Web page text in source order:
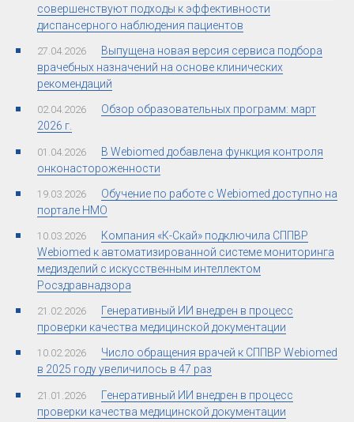
совершенствуют подходы к эффективности
диспансерного наблюдения пациентов
27.04.2026
Выпущена новая версия сервиса подбора
врачебных назначений на основе клинических
рекомендаций
02.04.2026
Обзор образовательных программ: март
2026 г.
01.04.2026
В Webiomed добавлена функция контроля
онконастороженности
19.03.2026
Обучение по работе с Webiomed доступно на
портале НМО
10.03.2026
Компания «К-Скай» подключила СППВР
Webiomed к автоматизированной системе мониторинга
медизделий с искусственным интеллектом
Росздравнадзора
21.02.2026
Генеративный ИИ внедрен в процесс
проверки качества медицинской документации
10.02.2026
Число обращения врачей к СППВР Webiomed
в 2025 году увеличилось в 47 раз
21.01.2026
Генеративный ИИ внедрен в процесс
проверки качества медицинской документации